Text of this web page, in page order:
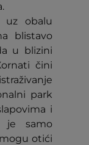
uz obalu
blistavo
u blizini
čini
park
i
je samo
otići